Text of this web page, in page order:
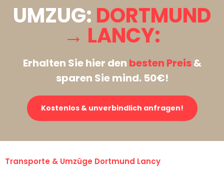
UMZUG: DORTMUND
→ LANCY:
Erhalten Sie hier den besten Preis&
sparen Sie mind. 50€!
Kostenlos & unverbindlich anfragen!
Transporte & Umzüge Dortmund Lancy